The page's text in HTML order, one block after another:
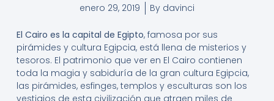
enero 29, 2019 By davinci
El Cairo es la capital de Egipto, famosa por sus
pirámides y cultura Egipcia, está llena de misterios y
tesoros. El patrimonio que ver en El Cairo contienen
toda la magia y sabiduría de la gran cultura Egipcia,
las pirámides, esfinges, templos y esculturas son los
vestigios de esta civilización que atraen miles de